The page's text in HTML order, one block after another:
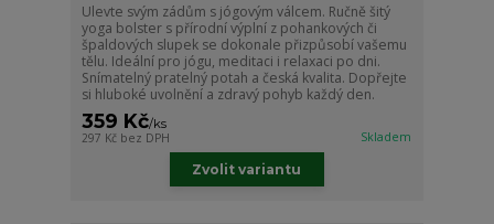
Ulevte svým zádům s jógovým válcem. Ručně šitý
yoga bolster s přírodní výplní z pohankových či
špaldových slupek se dokonale přizpůsobí vašemu
tělu. Ideální pro jógu, meditaci i relaxaci po dni.
Snímatelný pratelný potah a česká kvalita. Dopřejte
si hluboké uvolnění a zdravý pohyb každý den.
359 Kč/ks
297 Kč bez DPH Skladem
Zvolit variantu